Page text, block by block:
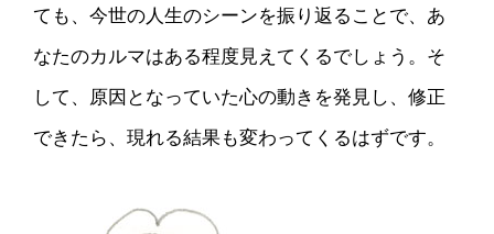
ても、今世の人生のシーンを振り返ることで、あ
なたのカルマはある程度見えてくるでしょう。そ
して、原因となっていた心の動きを発見し、修正
できたら、現れる結果も変わってくるはずです。